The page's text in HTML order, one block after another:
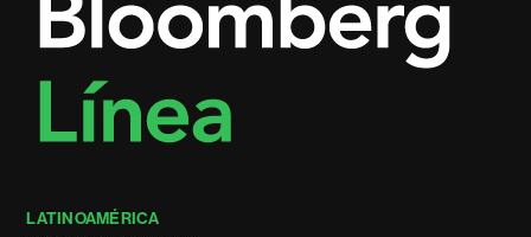
LATINOAMÉRICA